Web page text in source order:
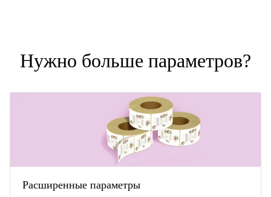
Нужно больше параметров?
Расширенные параметры